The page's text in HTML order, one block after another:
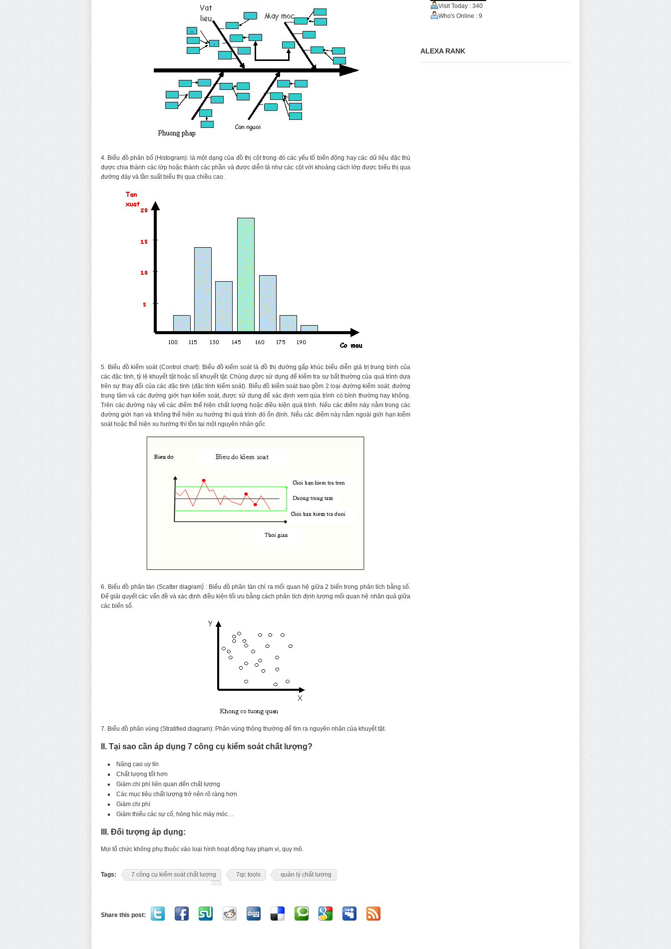
4. Biểu đồ phân bố (Histogram): là một dạng của đồ thị cột trong đó các yếu tố biến động hay các dữ liệu đặc thù
được chia thành các lớp hoặc thành các phần và được diễn tả như các cột với khoảng cách lớp được biểu thị qua
đường đáy và tần suất biểu thị qua chiều cao.
5. Biểu đồ kiểm soát (Control chart): Biểu đồ kiểm soát là đồ thị đường gấp khúc biểu diễn giá trị trung bình của
các đặc tính, tỷ lệ khuyết tật hoặc số khuyết tật. Chúng được sử dụng để kiểm tra sự bất thường của quá trình dựa
trên sự thay đổi của các đặc tính (đặc tính kiểm soát). Biểu đồ kiểm soát bao gồm 2 loại đường kiểm soát: đường
trung tâm và các đường giới hạn kiểm soát, được sử dụng để xác định xem qúa trình có bình thường hay không.
Trên các đường này vẽ các điểm thể hiện chất lượng hoặc điều kiện quá trình. Nếu các điểm này nằm trong các
đường giới hạn và không thể hiện xu hướng thì quá trình đó ổn định. Nếu các điểm này nằm ngoài giới hạn kiểm
soát hoặc thể hiện xu hướng thì tồn tại một nguyên nhân gốc
6. Biểu đồ phân tán (Scatter diagram)́ : Biểu đồ phân tán chỉ ra mối quan hệ giữa 2 biến trong phân tích bằng số.
Để giải quyết các vấn đề và xác định điều kiện tối ưu bằng cách phân tích định lượng mối quan hệ nhân quả giữa
các biến số.
7. Biểu đồ phân vùng (Stratified diagram): Phân vùng thông thường để tìm ra nguyên nhân của khuyết tật.
II. Tại sao cần áp dụng 7 công cụ kiểm soát chất lượng?
Nâng cao uy tín
Chất lượng tốt hơn
Giảm chi phí liên quan đến chất lượng
Các mục tiêu chất lượng trở nên rõ ràng hơn
Giảm chi phí
Giảm thiểu các sự cố, hỏng hóc máy móc…
III. Đối tượng áp dụng:
Mọi tổ chức không phụ thuộc vào loại hình hoạt động hay phạm vi, quy mô.
Tags: 7 công cụ kiểm soát chất lượng 7qc tools quản lý chất lượng
Share this post:
Visit Today : 340
Who's Online : 9
ALEXA RANK